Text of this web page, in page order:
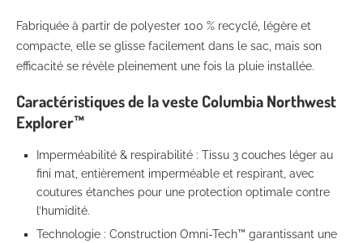
Fabriquée à partir de polyester 100 % recyclé, légère et
compacte, elle se glisse facilement dans le sac, mais son
efficacité se révèle pleinement une fois la pluie installée.
Caractéristiques de la veste Columbia Northwest
Explorer™
Imperméabilité & respirabilité : Tissu 3 couches léger au
fini mat, entièrement imperméable et respirant, avec
coutures étanches pour une protection optimale contre
l’humidité.
Technologie : Construction Omni-Tech™ garantissant une